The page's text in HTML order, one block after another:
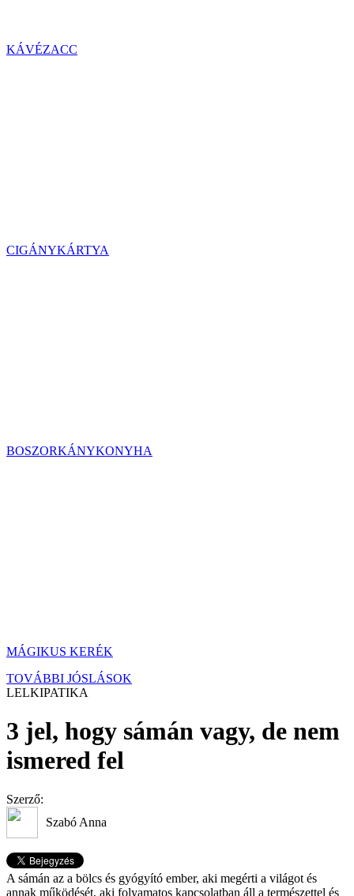
KÁVÉZACC
CIGÁNYKÁRTYA
BOSZORKÁNYKONYHA
MÁGIKUS KERÉK
TOVÁBBI JÓSLÁSOK
LELKIPATIKA
3 jel, hogy sámán vagy, de nem
ismered fel
Szerző:
Szabó Anna
A sámán az a bölcs és gyógyító ember, aki megérti a világot és
annak működését, aki folyamatos kapcsolatban áll a természettel és